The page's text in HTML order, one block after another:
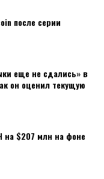
после серии
еще не сдались» в
он оценил текущую
на $207 млн на фоне